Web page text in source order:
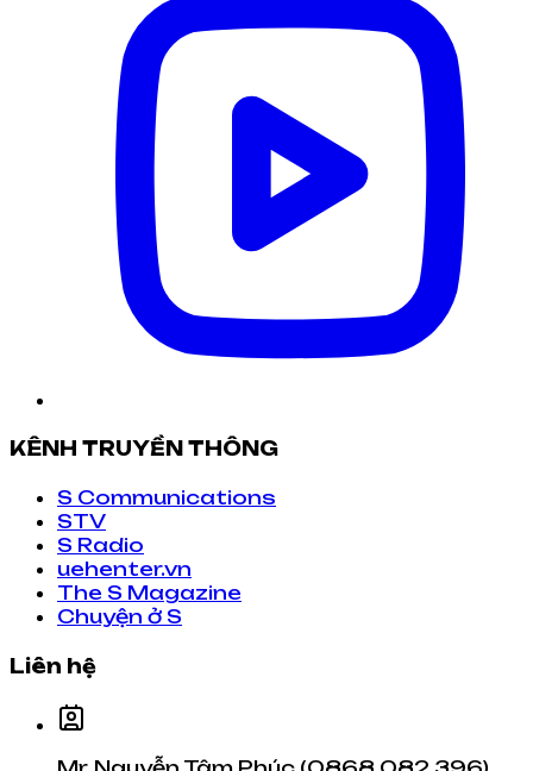
KÊNH TRUYỀN THÔNG
S Communications
STV
S Radio
uehenter.vn
The S Magazine
Chuyện ở S
Liên hệ